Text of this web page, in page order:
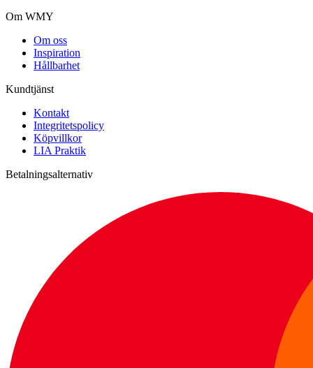
Om WMY
Om oss
Inspiration
Hållbarhet
Kundtjänst
Kontakt
Integritetspolicy
Köpvillkor
LIA Praktik
Betalningsalternativ